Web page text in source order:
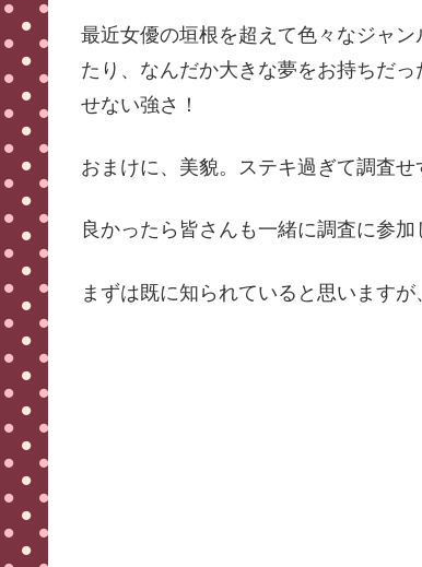
最近女優の垣根を超えて色々なジャ
たり、なんだか大きな夢をお持ちだ
せない強さ！
おまけに、美貌。ステキ過ぎて調査
良かったら皆さんも一緒に調査に参加
まずは既に知られていると思います